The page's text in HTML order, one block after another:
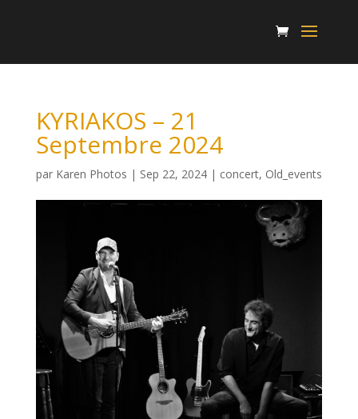
KYRIAKOS – 21
Septembre 2024
par Karen Photos | Sep 22, 2024| concert, Old_events